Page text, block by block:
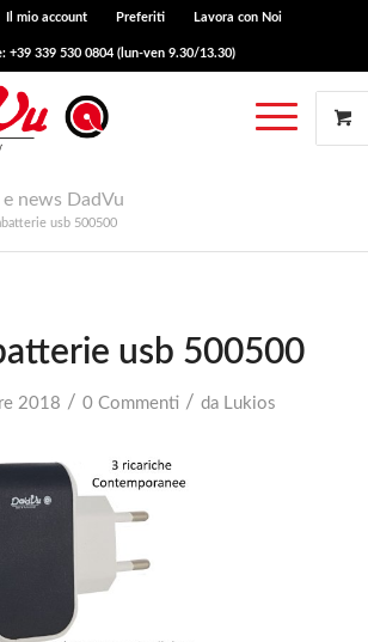
Il mio account Preferiti Lavora con Noi
+39 339 530 0804 (lun-ven 9.30/13.30)
news DadVu
usb 500500
usb 500500
2018 / 0 Commenti / da Lukios